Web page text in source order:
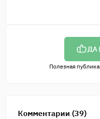
ДА
Полезная
Комментарии (39)